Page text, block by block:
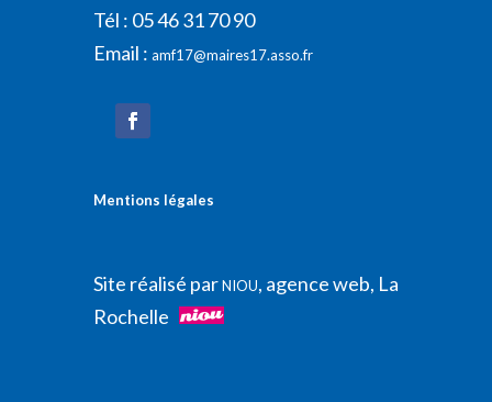
Tél : 05 46 31 70 90
Email : amf17@maires17.asso.fr
Mentions légales
Site réalisé parNIOU, agence web, La
Rochelle